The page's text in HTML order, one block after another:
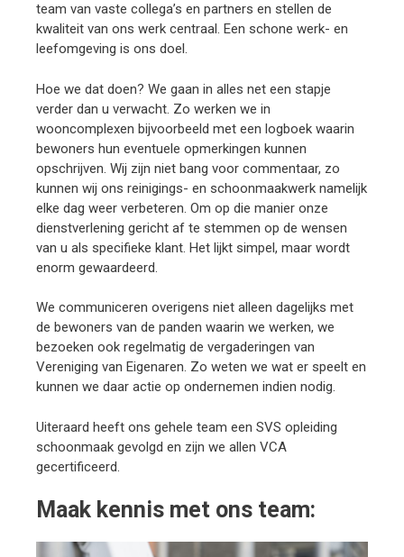
team van vaste collega’s en partners en stellen de
kwaliteit van ons werk centraal. Een schone werk- en
leefomgeving is ons doel.
Hoe we dat doen? We gaan in alles net een stapje
verder dan u verwacht. Zo werken we in
wooncomplexen bijvoorbeeld met een logboek waarin
bewoners hun eventuele opmerkingen kunnen
opschrijven. Wij zijn niet bang voor commentaar, zo
kunnen wij ons reinigings- en schoonmaakwerk namelijk
elke dag weer verbeteren. Om op die manier onze
dienstverlening gericht af te stemmen op de wensen
van u als specifieke klant. Het lijkt simpel, maar wordt
enorm gewaardeerd.
We communiceren overigens niet alleen dagelijks met
de bewoners van de panden waarin we werken, we
bezoeken ook regelmatig de vergaderingen van
Vereniging van Eigenaren. Zo weten we wat er speelt en
kunnen we daar actie op ondernemen indien nodig.
Uiteraard heeft ons gehele team een SVS opleiding
schoonmaak gevolgd en zijn we allen VCA
gecertificeerd.
Maak kennis met ons team: